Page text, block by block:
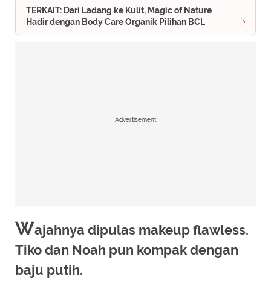
TERKAIT: Dari Ladang ke Kulit, Magic of Nature
Hadir dengan Body Care Organik Pilihan BCL
Advertisement
Wajahnya dipulas makeup flawless.
Tiko dan Noah pun kompak dengan
baju putih.